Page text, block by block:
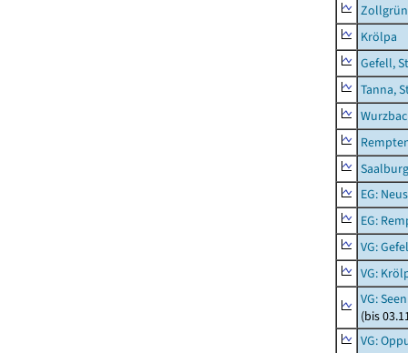
Zollgrün
Krölpa
Gefell,
Tanna,
EG:
EG:
VG:
VG:
VG:
(bis
VG: